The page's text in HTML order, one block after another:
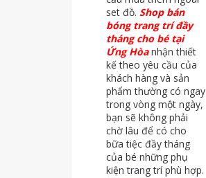
set đồ. Shop bán
bóng trang trí đầy
tháng cho bé tại
Ứng Hòanhận thiết
kế theo yêu cầu của
khách hàng và sản
phẩm thường có ngay
trong vòng một ngày,
bạn sẽ không phải
chờ lâu để có cho
bữa tiệc đầy tháng
của bé những phụ
kiện trang trí phù hợp.